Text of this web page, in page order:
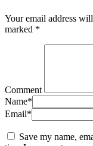
Your email address
marked *
Comment
Name*
Email*
Save my name,